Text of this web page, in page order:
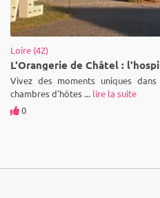
Loire (42)
Vivez des moments uniques
chambres d'hôtes ... lire la suite
0